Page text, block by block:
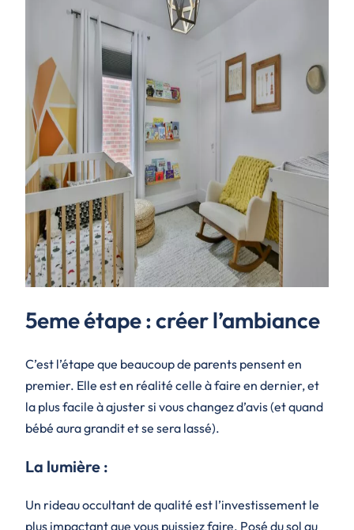
5eme étape : créer l’ambiance
C’est l’étape que beaucoup de parents pensent en
premier. Elle est en réalité celle à faire en dernier, et
la plus facile à ajuster si vous changez d’avis (et quand
bébé aura grandit et se sera lassé).
La lumière :
Un rideau occultant de qualité est l’investissement le
plus impactant que vous puissiez faire. Posé du sol au